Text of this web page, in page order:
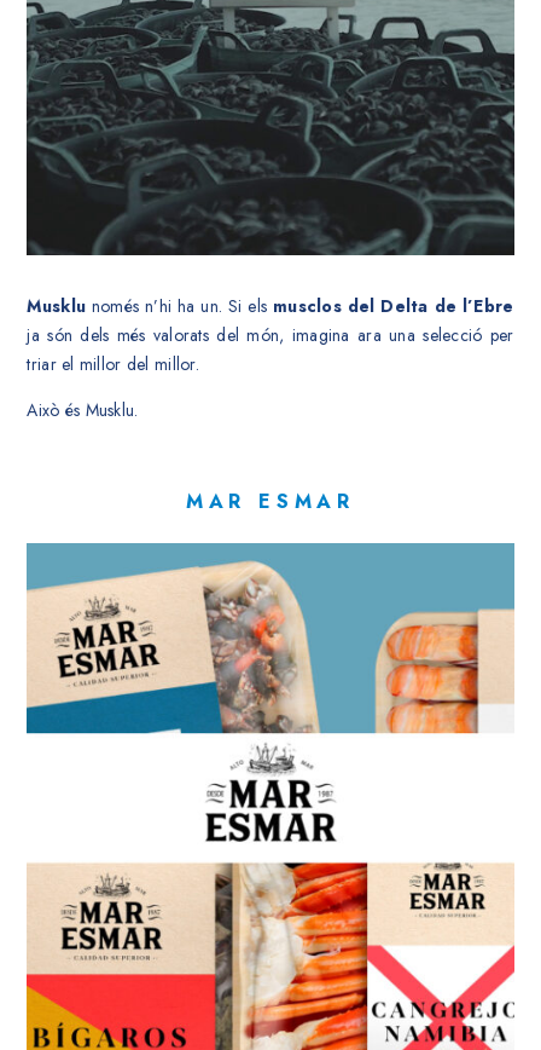
Musklu només n’hi ha un. Si els musclos del Delta de l’Ebre
ja són dels més valorats del món, imagina ara una selecció per
triar el millor del millor.
Això és Musklu.
MAR ESMAR